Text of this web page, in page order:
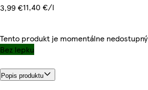
3,99 €11,40 €/l
Tento produkt je momentálne nedostupný
Bez lepku
Popis produktu